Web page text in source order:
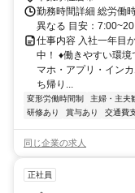
勤務時間詳細 総労働
異なる 目安：
仕事内容 入社一年目
中！ ♦︎働きやすい環
マホ・アプリ・イン
ち帰り...
変形労働時間制 主婦・主夫
研修あり
賞与あり 交通費
同じ企業の求人
正社員